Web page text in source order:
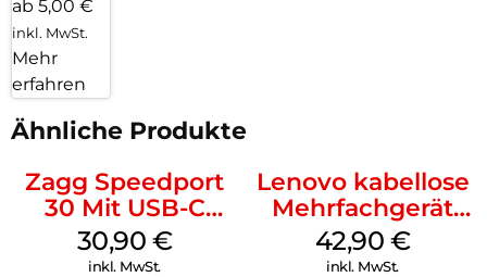
ab 5,00 €
inkl. MwSt.
Mehr
erfahren
Ähnliche Produkte
Zagg Speedport
30 Mit USB-C
Kabel Weiß
30,90 €
inkl. MwSt.
Lenovo kabellose
Mehrfachgerät
Luna Grey
42,90 €
inkl. MwSt.